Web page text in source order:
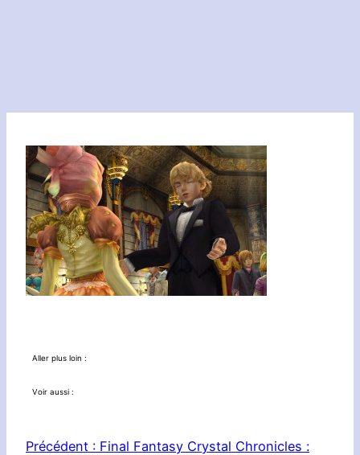
Aller plus loin :
Voir aussi :
Précédent : Final Fantasy Crystal Chronicles :